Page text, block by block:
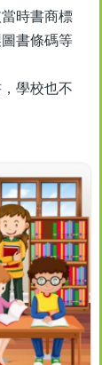
時書商標
書條碼等
學校也不